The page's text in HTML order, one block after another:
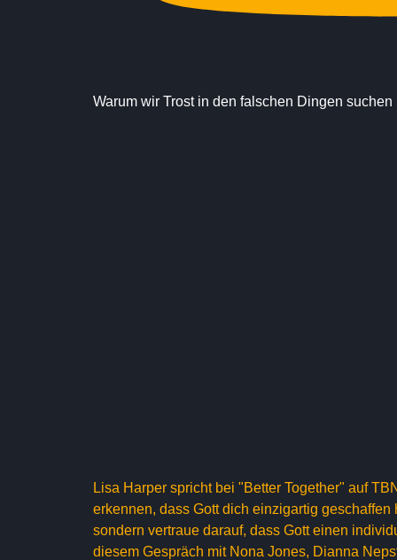
Warum wir Trost in den falschen Dingen suchen
Lisa Harper spricht bei "Better Together" auf
erkennen, dass Gott dich einzigartig
sondern vertraue darauf, dass Gott einen
diesem Gespräch mit Nona Jones, Dianna